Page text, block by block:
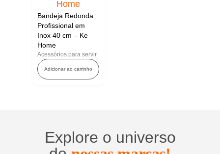
Bandeja Redonda
Profissional em
Inox 40 cm – Ke
Home
Acessórios para servir
Adicionar ao carrinho
Explore o universo